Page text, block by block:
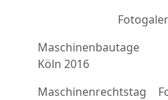
Maschinenbautage
Köln 2016
Maschinenrechtstag